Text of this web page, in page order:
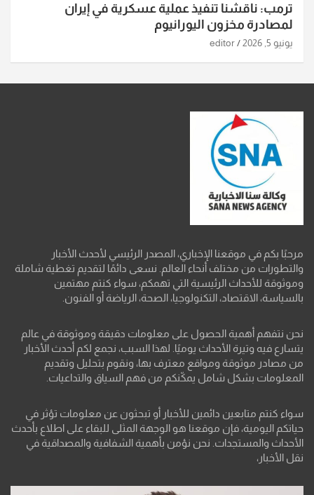
ترمب: ناقشنا تنفيذ عملية عسكرية في إيران
لمصادرة مخزون اليورانيوم
يونيو 5, 2026 editor
مرحبًا بكم في موقعنا الإخباري، المصدر الرئيسي لأحدث الأخبار
والتطورات من مختلف أنحاء العالم. نسعى دائمًا لتقديم تغطية شاملة
وموثوقة للأحداث الرئيسية التي تهمكم، سواء كنتم مهتمين
بالسياسة، الاقتصاد، التكنولوجيا، الصحة، الرياضة أو الفنون.
نحن نتفهم أهمية الحصول على معلومات دقيقة وموثوقة في عالم
يتسارع فيه وتيرة الأحداث يوميًا. لهذا السبب، نجمع لكم أحدث الأخبار
من مصادر موثوقة ومواقع معترف بها، ونقوم بتحليل وتقديم
المعلومات بشكل شامل يمكّنكم من فهم السياق والتداعيات.
سواء كنتم متابعين دائمين للأخبار أو تبحثون عن معلومات تؤثر في
حياتكم اليومية، فإن موقعنا هو الوجهة المثلى للبقاء على اطلاع بأحدث
الأحداث والمستجدات. نحن نؤمن بأهمية الشفافية والمصداقية في
نقل الأخبار،